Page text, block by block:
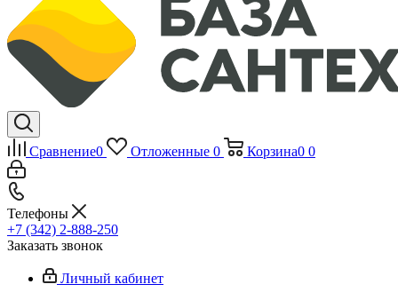
Сравнение0 Отложенные 0 Корзина0 0
Телефоны
+7 (342) 2-888-250
Заказать звонок
Личный кабинет